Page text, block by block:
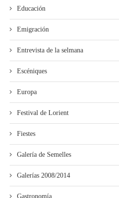
Educación
Emigración
Entrevista de la selmana
Escéniques
Europa
Festival de Lorient
Fiestes
Galería de Semelles
Galerías 2008/2014
Gastronomía